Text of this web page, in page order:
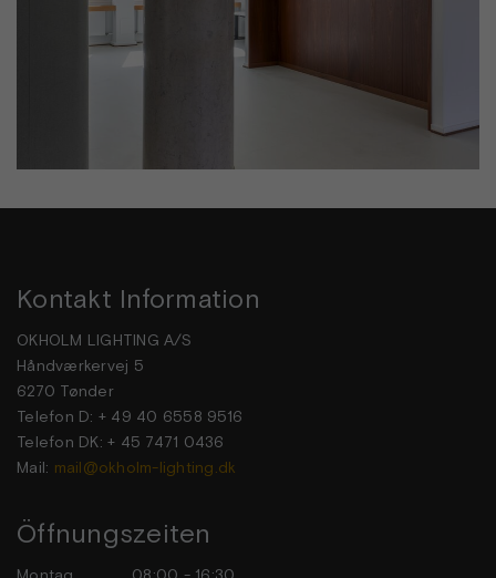
Kontakt Information
OKHOLM LIGHTING A/S
Håndværkervej 5
6270 Tønder
Telefon D: + 49 40 6558 9516
Telefon DK: + 45 7471 0436
Mail: mail@okholm-lighting.dk
Öffnungszeiten
Montag
08:00 - 16:30